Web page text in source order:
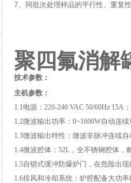
7、同批次处理样品的平行性、重复
聚四氟消解
技术参数：
主机参数：
1.1电源：220-240 VAC 50/60Hz
1.2微波输出功率：0~1600W自动连
1.3微波输出特性：微波非脉冲连续
1.4微波腔体：52L，全不锈钢腔体
1.5自锁式缓冲防爆炉门，在危险出
1.6排风和冷却系统：炉腔配备大功